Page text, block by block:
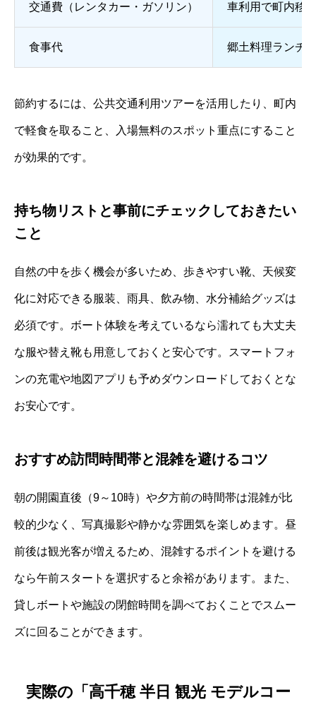
交通費（レンタカー・ガソリン） 車利用で町内移
食事代 郷土料理ランチ
節約するには、公共交通利用ツアーを活用したり、町内
で軽食を取ること、入場無料のスポット重点にすること
が効果的です。
持ち物リストと事前にチェックしておきたい
こと
自然の中を歩く機会が多いため、歩きやすい靴、天候変
化に対応できる服装、雨具、飲み物、水分補給グッズは
必須です。ボート体験を考えているなら濡れても大丈夫
な服や替え靴も用意しておくと安心です。スマートフォ
ンの充電や地図アプリも予めダウンロードしておくとな
お安心です。
おすすめ訪問時間帯と混雑を避けるコツ
朝の開園直後（9～10時）や夕方前の時間帯は混雑が比
較的少なく、写真撮影や静かな雰囲気を楽しめます。昼
前後は観光客が増えるため、混雑するポイントを避ける
なら午前スタートを選択すると余裕があります。また、
貸しボートや施設の閉館時間を調べておくことでスムー
ズに回ることができます。
実際の「高千穂 半日 観光 モデルコー